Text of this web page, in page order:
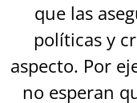
que las
políticas y
aspecto. Por
no esperan